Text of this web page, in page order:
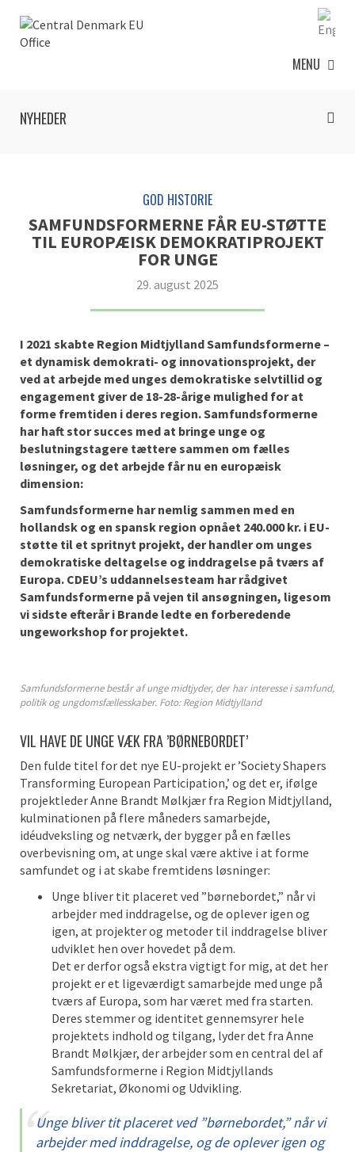
MENU
NYHEDER
GOD HISTORIE
SAMFUNDSFORMERNE FÅR EU-STØTTE
TIL EUROPÆISK DEMOKRATIPROJEKT
FOR UNGE
29. august 2025
I 2021 skabte Region Midtjylland Samfundsformerne –
et dynamisk demokrati- og innovationsprojekt, der
ved at arbejde med unges demokratiske selvtillid og
engagement giver de 18-28-årige mulighed for at
forme fremtiden i deres region. Samfundsformerne
har haft stor succes med at bringe unge og
beslutningstagere tættere sammen om fælles
løsninger, og det arbejde får nu en europæisk
dimension:
Samfundsformerne har nemlig sammen med en
hollandsk og en spansk region opnået 240.000 kr. i EU-
støtte til et spritnyt projekt, der handler om unges
demokratiske deltagelse og inddragelse på tværs af
Europa. CDEU’s uddannelsesteam har rådgivet
Samfundsformerne på vejen til ansøgningen, ligesom
vi sidste efterår i Brande ledte en forberedende
ungeworkshop for projektet.
Samfundsformerne består af unge midtjyder, der har interesse i samfund,
politik og ungdomsfællesskaber. Foto: Region Midtjylland
VIL HAVE DE UNGE VÆK FRA ’BØRNEBORDET’
Den fulde titel for det nye EU-projekt er ’Society Shapers
Transforming European Participation,’ og det er, ifølge
projektleder Anne Brandt Mølkjær fra Region Midtjylland,
kulminationen på flere måneders samarbejde,
idéudveksling og netværk, der bygger på en fælles
overbevisning om, at unge skal være aktive i at forme
samfundet og i at skabe fremtidens løsninger:
Unge bliver tit placeret ved ”børnebordet,” når vi
arbejder med inddragelse, og de oplever igen og
igen, at projekter og metoder til inddragelse bliver
udviklet hen over hovedet på dem.
Det er derfor også ekstra vigtigt for mig, at det her
projekt er et ligeværdigt samarbejde med unge på
tværs af Europa, som har været med fra starten.
Deres stemmer og identitet gennemsyrer hele
projektets indhold og tilgang, lyder det fra Anne
Brandt Mølkjær, der arbejder som en central del af
Samfundsformerne i Region Midtjyllands
Sekretariat, Økonomi og Udvikling.
Unge bliver tit placeret ved ”børnebordet,” når vi
arbejder med inddragelse, og de oplever igen og